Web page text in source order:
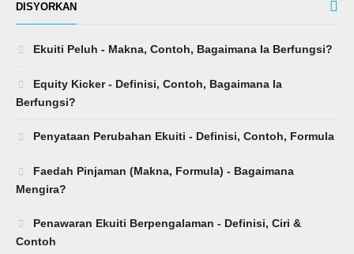
DISYORKAN
Ekuiti Peluh - Makna, Contoh, Bagaimana Ia Berfungsi?
Equity Kicker - Definisi, Contoh, Bagaimana Ia
Berfungsi?
Penyataan Perubahan Ekuiti - Definisi, Contoh, Formula
Faedah Pinjaman (Makna, Formula) - Bagaimana
Mengira?
Penawaran Ekuiti Berpengalaman - Definisi, Ciri &
Contoh